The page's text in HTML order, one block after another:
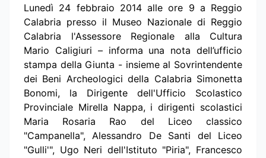
Lunedì 24 febbraio 2014 alle ore 9 a Reggio
Calabria presso il Museo Nazionale di Reggio
Calabria l'Assessore Regionale alla Cultura
Mario Caligiuri – informa una nota dell’ufficio
stampa della Giunta - insieme al Sovrintendente
dei Beni Archeologici della Calabria Simonetta
Bonomi, la Dirigente dell'Ufficio Scolastico
Provinciale Mirella Nappa, i dirigenti scolastici
Maria Rosaria Rao del Liceo classico
"Campanella", Alessandro De Santi del Liceo
"Gulli'", Ugo Neri dell'Istituto "Piria", Francesco